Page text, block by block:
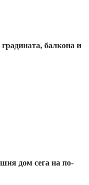
балкона и
дом сега на по-